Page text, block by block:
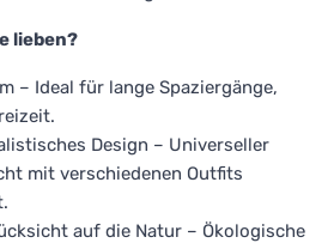
lieben?
– Ideal für lange Spaziergänge,
Design – Universeller
mit verschiedenen Outfits
auf die Natur – Ökologische